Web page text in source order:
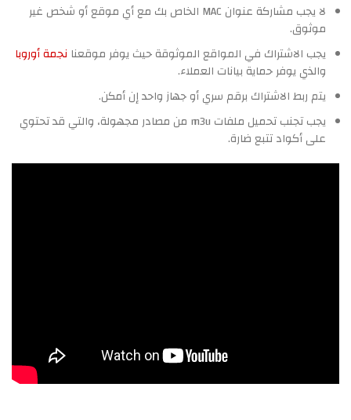
لا يجب مشاركة عنوان MAC الخاص بك مع أي موقع أو شخص غير
موثوق.
يجب الاشتراك في المواقع الموثوقة حيث يوفر موقعنا نجمة أوروبا
والذي يوفر حماية بيانات العملاء.
يتم ربط الاشتراك برقم سري أو جهاز واحد إن أمكن.
يجب تجنب تحميل ملفات m3u من مصادر مجهولة، والتي قد تحتوي
على أكواد تتبع ضارة.